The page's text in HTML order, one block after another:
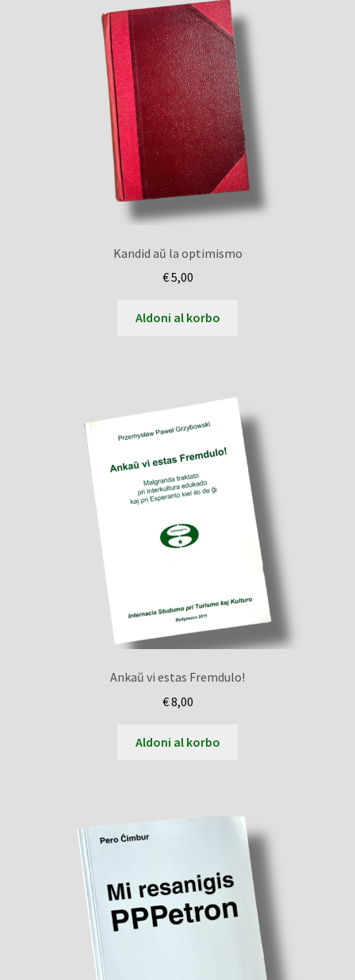
Kandid aŭ la optimismo
€5,00
Aldoni al korbo
Ankaŭ vi estas Fremdulo!
€8,00
Aldoni al korbo